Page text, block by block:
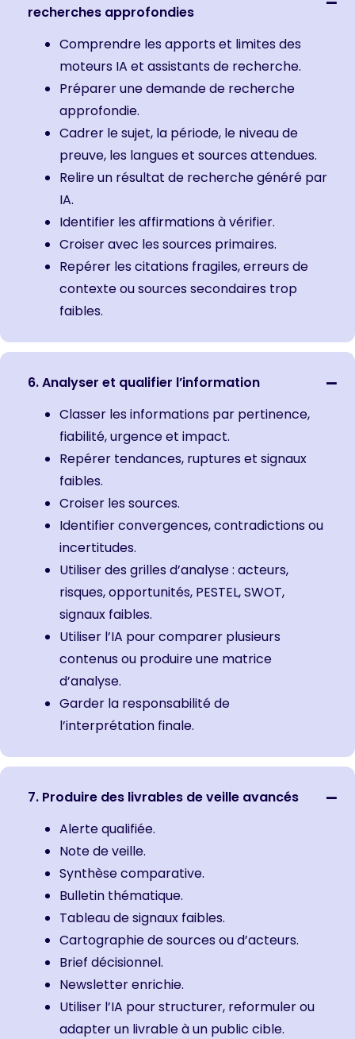
recherches approfondies
Comprendre les apports et limites des
moteurs IA et assistants de recherche.
Préparer une demande de recherche
approfondie.
Cadrer le sujet, la période, le niveau de
preuve, les langues et sources attendues.
Relire un résultat de recherche généré par
IA.
Identifier les affirmations à vérifier.
Croiser avec les sources primaires.
Repérer les citations fragiles, erreurs de
contexte ou sources secondaires trop
faibles.
6. Analyser et qualifier l’information
Classer les informations par pertinence,
fiabilité, urgence et impact.
Repérer tendances, ruptures et signaux
faibles.
Croiser les sources.
Identifier convergences, contradictions ou
incertitudes.
Utiliser des grilles d’analyse : acteurs,
risques, opportunités, PESTEL, SWOT,
signaux faibles.
Utiliser l’IA pour comparer plusieurs
contenus ou produire une matrice
d’analyse.
Garder la responsabilité de
l’interprétation finale.
7. Produire des livrables de veille avancés
Alerte qualifiée.
Note de veille.
Synthèse comparative.
Bulletin thématique.
Tableau de signaux faibles.
Cartographie de sources ou d’acteurs.
Brief décisionnel.
Newsletter enrichie.
Utiliser l’IA pour structurer, reformuler ou
adapter un livrable à un public cible.